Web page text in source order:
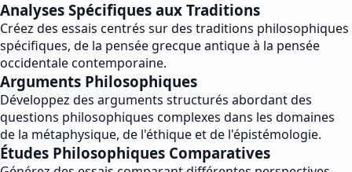
Analyses Spécifiques aux Traditions
Créez des essais centrés sur des traditions philosophiques
spécifiques, de la pensée grecque antique à la pensée
occidentale contemporaine.
Arguments Philosophiques
Développez des arguments structurés abordant des
questions philosophiques complexes dans les domaines
de la métaphysique, de l'éthique et de l'épistémologie.
Études Philosophiques Comparatives